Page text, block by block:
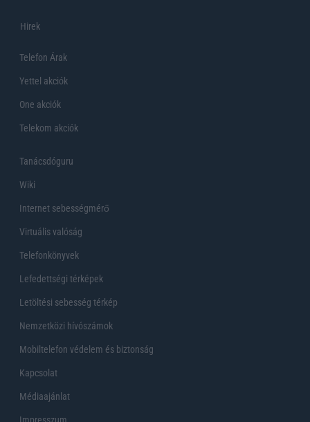
Hirek
Telefon Árak
Yettel akciók
One akciók
Telekom akciók
Tanácsdóguru
Wiki
Internet sebességmérő
Virtuális valóság
Telefonkönyvek
Lefedettségi térképek
Letöltési sebesség térkép
Nemzetközi hívószámok
Mobiltelefon védelem és biztonság
Kapcsolat
Médiaajánlat